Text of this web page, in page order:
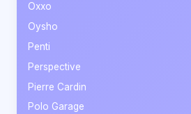
Oxxo
Oysho
Penti
Perspective
Pierre Cardin
Polo Garage